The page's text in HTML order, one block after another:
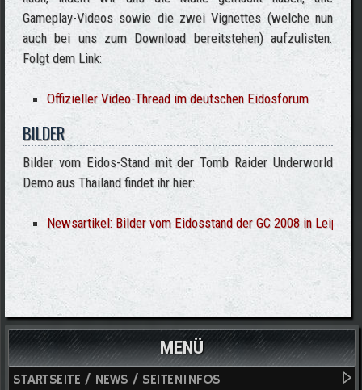
Gameplay-Videos sowie die zwei Vignettes (welche nun
auch bei uns zum Download bereitstehen) aufzulisten.
Folgt dem Link:
Offizieller Video-Thread im deutschen Eidosforum
BILDER
Bilder vom Eidos-Stand mit der Tomb Raider Underworld
Demo aus Thailand findet ihr hier:
Newsartikel: Bilder vom Eidosstand der GC 2008 in Leipzip
MENÜ
STARTSEITE / NEWS / SEITENINFOS